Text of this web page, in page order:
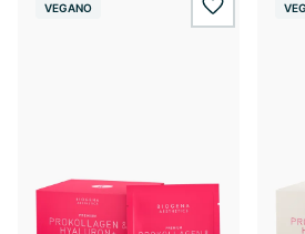
VEGANO